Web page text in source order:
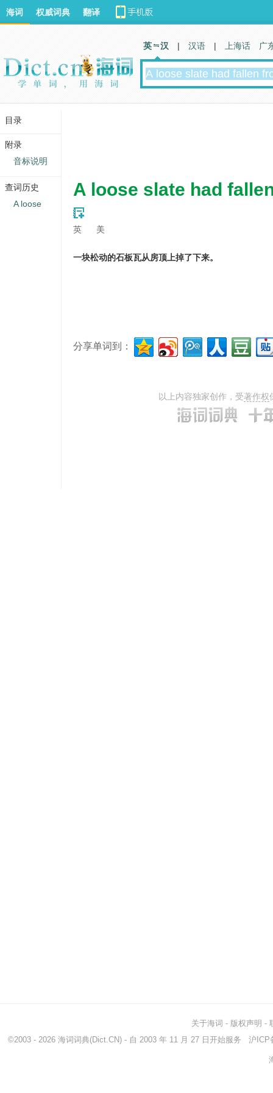
A loose slate had
英 美
一块松动的石板瓦从房顶上掉了下来。
分享单词到：
以上内容独家创作，受著作权
海词 权威词典 翻译
英 汉 | 汉语 | 上海话 广
关于海词 - 版权声明 -
©2003 - 2026 海词词典(Dict.CN) - 自 2003 年 11 月 27 日开始服务 沪ICP
目录
附录
音标说明
查词历史
A loose